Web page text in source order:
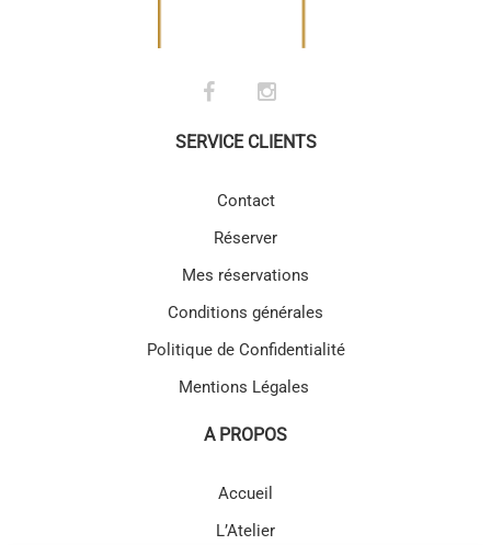
SERVICE CLIENTS
Contact
Réserver
Mes réservations
Conditions générales
Politique de Confidentialité
Mentions Légales
A PROPOS
Accueil
L’Atelier